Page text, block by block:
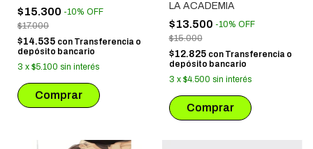
$15.300 -10% OFF
$17.000
$14.535 con Transferencia o
depósito bancario
3 x $5.100 sin interés
LA ACADEMIA
$13.500 -10% OFF
$15.000
$12.825 con Transferencia o
depósito bancario
3 x $4.500 sin interés